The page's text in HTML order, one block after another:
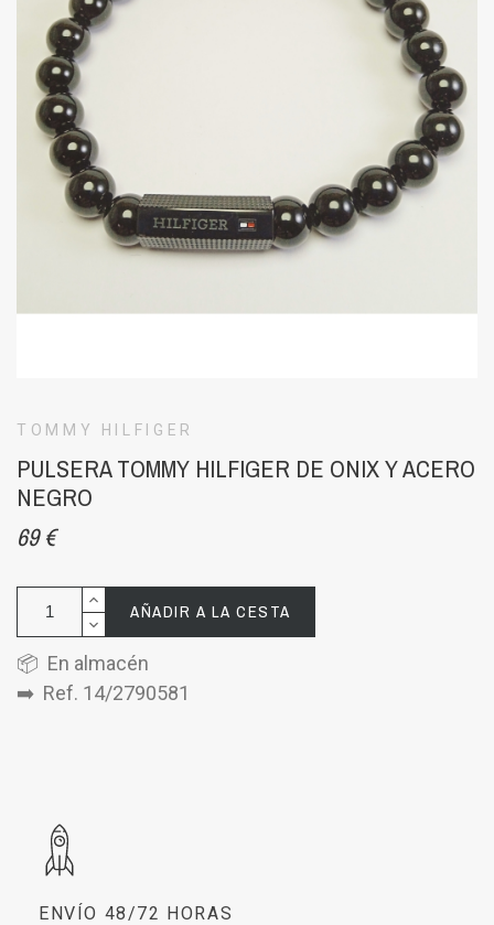
TOMMY HILFIGER
PULSERA TOMMY HILFIGER DE ONIX Y ACERO
NEGRO
69 €
AÑADIR A LA CESTA
📦 En almacén
➡️ Ref. 14/2790581
ENVÍO 48/72 HORAS